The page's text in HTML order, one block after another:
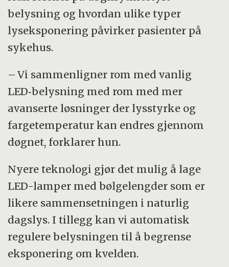
belysning og hvordan ulike typer
lyseksponering påvirker pasienter på
sykehus.
– Vi sammenligner rom med vanlig
LED‑belysning med rom med mer
avanserte løsninger der lysstyrke og
fargetemperatur kan endres gjennom
døgnet, forklarer hun.
Nyere teknologi gjør det mulig å lage
LED-lamper med bølgelengder som er
likere sammensetningen i naturlig
dagslys. I tillegg kan vi automatisk
regulere belysningen til å begrense
eksponering om kvelden.